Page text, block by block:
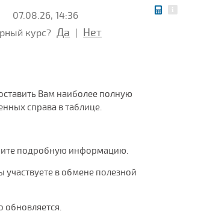
07.08.26, 14:36
курс? Да Нет
Вам наиболее полную
справа в таблице.
подробную информацию.
участвуете в обмене полезной
обновляется.